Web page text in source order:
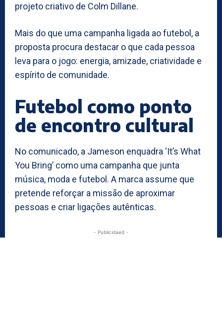
projeto criativo de Colm Dillane.
Mais do que uma campanha ligada ao futebol, a
proposta procura destacar o que cada pessoa
leva para o jogo: energia, amizade, criatividade e
espírito de comunidade.
Futebol como ponto
de encontro cultural
No comunicado, a Jameson enquadra ‘It’s What
You Bring’ como uma campanha que junta
música, moda e futebol. A marca assume que
pretende reforçar a missão de aproximar
pessoas e criar ligações autênticas.
- Publicidaed -